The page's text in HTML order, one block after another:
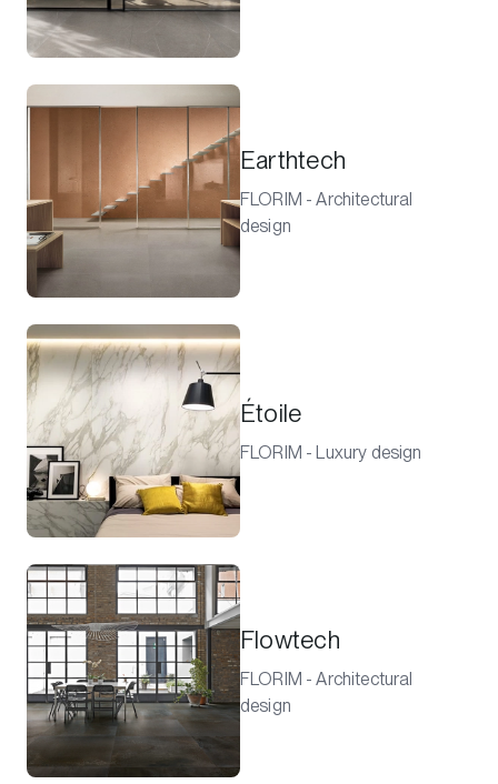
Earthtech
FLORIM - Architectural
design
Étoile
FLORIM - Luxury design
Flowtech
FLORIM - Architectural
design